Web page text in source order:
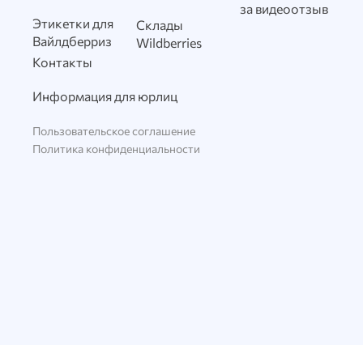
Этикетки для
Вайлдберриз
Склады
Wildberries
за видеоотзыв
Контакты
Информация для юрлиц
Пользовательское соглашение
Политика конфиденциальности